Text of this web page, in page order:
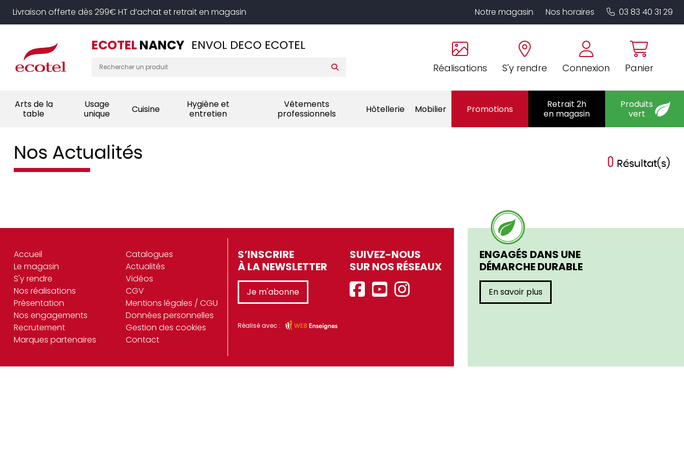
Livraison offerte dès 299€ HT d’achat et retrait en magasin
Réalisations S'y rendre Connexion Panier
ECOTELNANCY ENVOL DECO ECOTEL
Notre magasin Nos horaires 03 83 40 31 29
Arts de la
table
Usage
unique
Cuisine
Hygiène et
entretien
Vêtements
professionnels
Hôtellerie Mobilier Promotions
Retrait 2h
en magasin
Produits
vert
Nos Actualités 0 Résultat(s)
ENGAGÉS DANS UNE
DÉMARCHE DURABLE
En savoir plus
Accueil
Le magasin
S'y rendre
Nos réalisations
Présentation
Nos engagements
Recrutement
Marques partenaires
Catalogues
Actualités
Vidéos
CGV
Mentions légales / CGU
Données personnelles
Gestion des cookies
Contact
S’INSCRIRE
À LA NEWSLETTER
Je m'abonne
SUIVEZ-NOUS
SUR NOS RÉSEAUX
Réalisé avec :
Panneau de gestion des cookies